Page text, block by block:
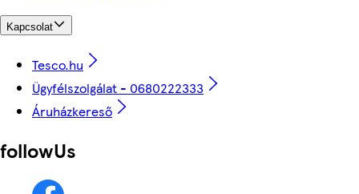
Kapcsolat
Tesco.hu
Ügyfélszolgálat - 0680222333
Áruházkereső
followUs